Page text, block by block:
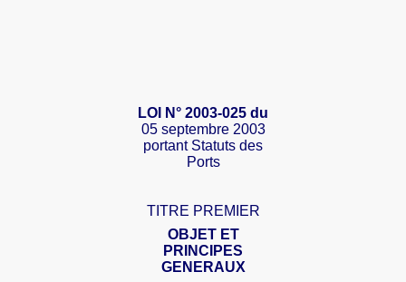
LOI N° 2003-025 du
05 septembre 2003
portantStatuts des
Ports
TITRE PREMIER
OBJET ET
PRINCIPES
GENERAUX